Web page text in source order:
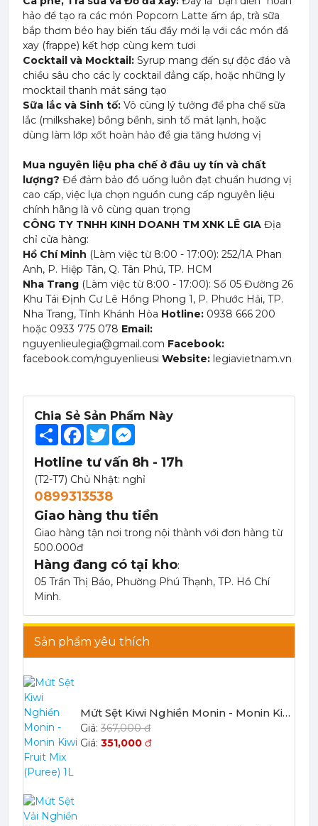
Chia Sẻ Sản Phẩm Này
ShareFacebook
Twitter
Hotline tư vấn 8h - 17h
(T2-T7) Chủ Nhật: nghỉ
0899313538
Giao hàng thu tiền
Giao hàng tận nơi trong nội thành với đơn hàng từ
500.000đ
Hàng đang có tại kho:
05 Trần Thị Báo, Phường Phú Thạnh, TP. Hồ Chí
Minh.
Sản phẩm yêu thích
367,000 đ
351,000
367,000 đ
Mứt Sệt Vải Nghiền Monin - Monin Lychee Fruit Mix (Puree) 1L
367,000 đ
351,000 đ
hảo để tạo ra các món Popcorn Latte ấm áp, trà sữa
bắp thơm béo hay biến tấu đầy mới lạ với các món đá
xay (frappe) kết hợp cùng kem tươi
Cocktail và Mocktail: Syrup mang đến sự độc đáo và
chiều sâu cho các ly cocktail đẳng cấp, hoặc những ly
mocktail thanh mát sáng tạo
Sữa lắc và Sinh tố: Vô cùng lý tưởng để pha chế sữa
lắc (milkshake) bồng bềnh, sinh tố mát lạnh, hoặc
dùng làm lớp xốt hoàn hảo để gia tăng hương vị
Mua nguyên liệu pha chế ở đâu uy tín và chất
lượng? Để đảm bảo đồ uống luôn đạt chuẩn hương vị
cao cấp, việc lựa chọn nguồn cung cấp nguyên liệu
chính hãng là vô cùng quan trọng
CÔNG TY TNHH KINH DOANH TM XNK LÊ GIA Địa
chỉ cửa hàng:
Hồ Chí Minh (Làm việc từ 8:00 - 17:00): 252/1A Phan
Anh, P. Hiệp Tân, Q. Tân Phú, TP. HCM
Nha Trang (Làm việc từ 8:00 - 17:00): Số 05 Đường 26
Khu Tái Định Cư Lê Hồng Phong 1, P. Phước Hải, TP.
Nha Trang, Tỉnh Khánh Hòa Hotline: 0938 666 200
hoặc 0933 775 078 Email:
nguyenlieulegia@gmail.com Facebook:
facebook.com/nguyenlieusiWebsite: legiavietnam.vn